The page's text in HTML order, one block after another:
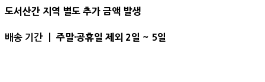
도서산간 지역 별도 추가 금액 발생
배송 기간 ㅣ 주말·공휴일 제외 2일 ~ 5일